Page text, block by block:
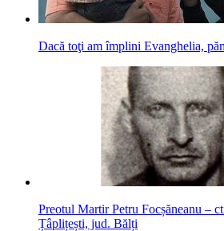
Dacă toţi am împlini Evanghelia,
Preotul Martir Petru Focșăneanu –
Țâplițești, jud. Bălți